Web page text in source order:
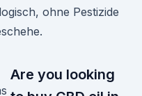
ohne Pestizide
Are you looking